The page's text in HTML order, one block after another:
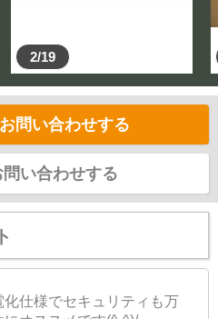
2/19
問い合わせする
問い合わせする
化仕様でセキュリティも万